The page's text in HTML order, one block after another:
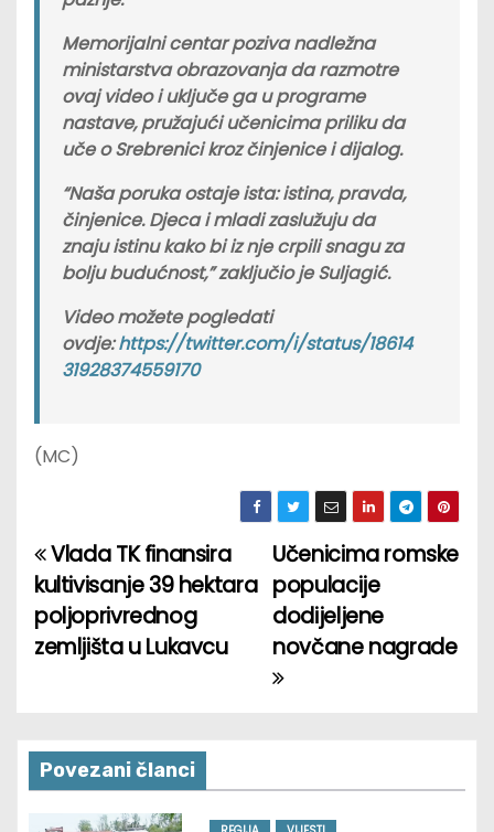
Memorijalni centar poziva nadležna
ministarstva obrazovanja da razmotre
ovaj video i uključe ga u programe
nastave, pružajući učenicima priliku da
uče o Srebrenici kroz činjenice i dijalog.
“Naša poruka ostaje ista: istina, pravda,
činjenice. Djeca i mladi zaslužuju da
znaju istinu kako bi iz nje crpili snagu za
bolju budućnost,” zaključio je Suljagić.
Video možete pogledati
ovdje:https://twitter.com/i/status/18614
31928374559170
(MC)
P
o
s
n
a
Učenicima romske
populacije
dodijeljene
novčane nagrade
Vlada TK finansira
kultivisanje 39 hektara
poljoprivrednog
zemljišta u Lukavcu
Povezani članci